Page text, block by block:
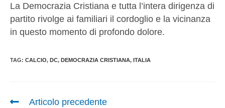
La Democrazia Cristiana e tutta l’intera dirigenza di
partito rivolge ai familiari il cordoglio e la vicinanza
in questo momento di profondo dolore.
TAG: CALCIO, DC, DEMOCRAZIA CRISTIANA, ITALIA
Articolo precedente